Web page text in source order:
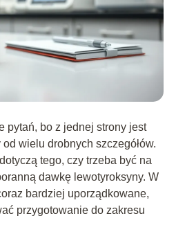
pytań, bo z jednej strony jest
wielu drobnych szczegółów.
tego, czy trzeba być na
dawkę lewotyroksyny. W
bardziej uporządkowane,
przygotowanie do zakresu